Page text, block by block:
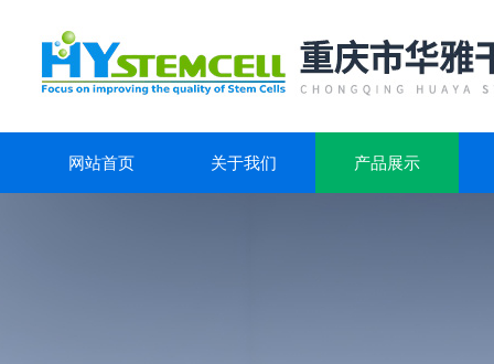
网站首页 关于我们 产品展示